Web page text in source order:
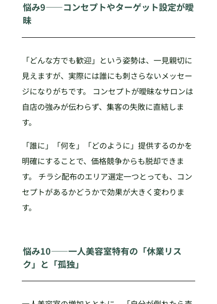
悩み9——コンセプトやターゲット設定が曖
昧
「どんな方でも歓迎」という姿勢は、一見親切に
見えますが、実際には誰にも刺さらないメッセー
ジになりがちです。 コンセプトが曖昧なサロンは
自店の強みが伝わらず、集客の失敗に直結しま
す。
「誰に」「何を」「どのように」提供するのかを
明確にすることで、価格競争からも脱却できま
す。 チラシ配布のエリア選定一つとっても、コン
セプトがあるかどうかで効果が大きく変わりま
す。
悩み10——一人美容室特有の「休業リス
ク」と「孤独」